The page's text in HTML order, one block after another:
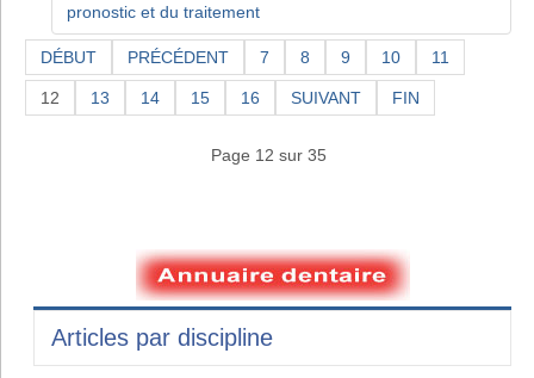
pronostic et du traitement
DÉBUT PRÉCÉDENT 7 8 9 10 11
12 13 14 15 16 SUIVANT FIN
Page 12 sur 35
Articles par discipline